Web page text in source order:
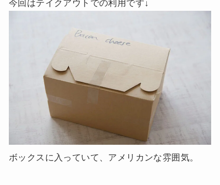
今回はテイクアウトでの利用です↓
ボックスに入っていて、アメリカンな雰囲気。